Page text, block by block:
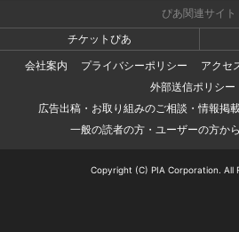
ぴあ関連サイト
チケットぴあ
会社案内
プライバシーポリシー
アクセ
外部送信ポリシー
広告出稿・お取り組みのご相談・情報掲
一般の読者の方・ユーザーの方か
Copyright (C) PIA Corporation. All